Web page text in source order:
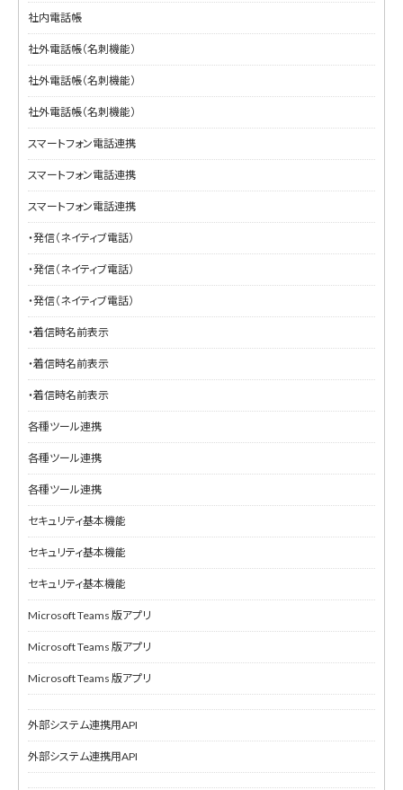
社内電話帳
社外電話帳（名刺機能）
社外電話帳（名刺機能）
社外電話帳（名刺機能）
スマートフォン電話連携
スマートフォン電話連携
スマートフォン電話連携
・発信（ネイティブ電話）
・発信（ネイティブ電話）
・発信（ネイティブ電話）
・着信時名前表示
・着信時名前表示
・着信時名前表示
各種ツール連携
各種ツール連携
各種ツール連携
セキュリティ基本機能
セキュリティ基本機能
セキュリティ基本機能
Microsoft Teams 版アプリ
Microsoft Teams 版アプリ
Microsoft Teams 版アプリ
外部システム連携用API
外部システム連携用API